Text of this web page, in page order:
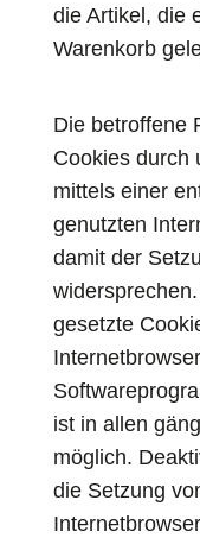
die Artikel, die
Warenkorb
Die betroffene
Cookies durch
mittels einer
genutzten
damit der
gesetzte
ist in allen
möglich.
die Setzung